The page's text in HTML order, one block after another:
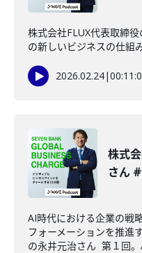
株式会社FLUX代表取締
の新しいビジネスの仕組
2026.02.24|
株式
さん
AI時代における企業の戦
フォーメーションを推進
の永井元治さん 第１回。